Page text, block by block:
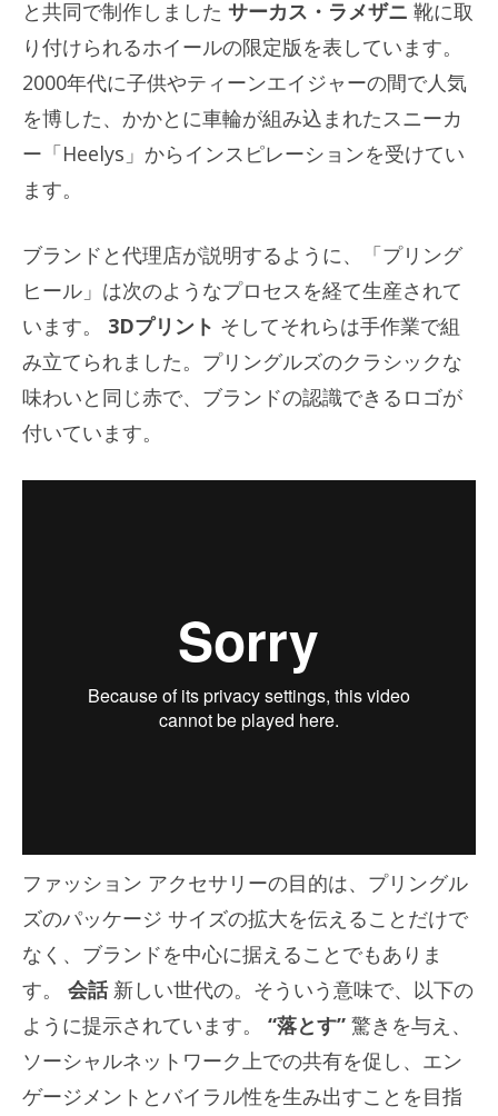
と共同で制作しました サーカス・ラメザニ 靴に取
り付けられるホイールの限定版を表しています。
2000年代に子供やティーンエイジャーの間で人気
を博した、かかとに車輪が組み込まれたスニーカ
ー「Heelys」からインスピレーションを受けてい
ます。
ブランドと代理店が説明するように、「プリング
ヒール」は次のようなプロセスを経て生産されて
います。
3Dプリント そしてそれらは手作業で組
み立てられました。プリングルズのクラシックな
味わいと同じ赤で、ブランドの認識できるロゴが
付いています。
ファッション アクセサリーの目的は、プリングル
ズのパッケージ サイズの拡大を伝えることだけで
なく、ブランドを中心に据えることでもありま
す。
会話新しい世代の。そういう意味で、以下の
ように提示されています。
“落とす” 驚きを与え、
ソーシャルネットワーク上での共有を促し、エン
ゲージメントとバイラル性を生み出すことを目指